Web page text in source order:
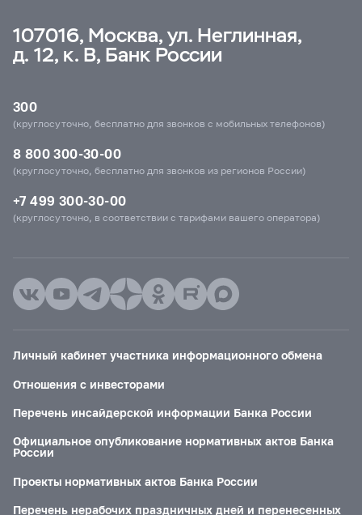
107016, Москва, ул. Неглинная,
д. 12, к. В, Банк России
300
(круглосуточно, бесплатно для звонков с мобильных телефонов)
8 800 300-30-00
(круглосуточно, бесплатно для звонков из регионов России)
+7 499 300-30-00
(круглосуточно, в соответствии с тарифами вашего оператора)
Личный кабинет участника информационного обмена
Отношения с инвесторами
Перечень инсайдерской информации Банка России
Официальное опубликование нормативных актов Банка
России
Проекты нормативных актов Банка России
Перечень нерабочих праздничных дней и перенесенных